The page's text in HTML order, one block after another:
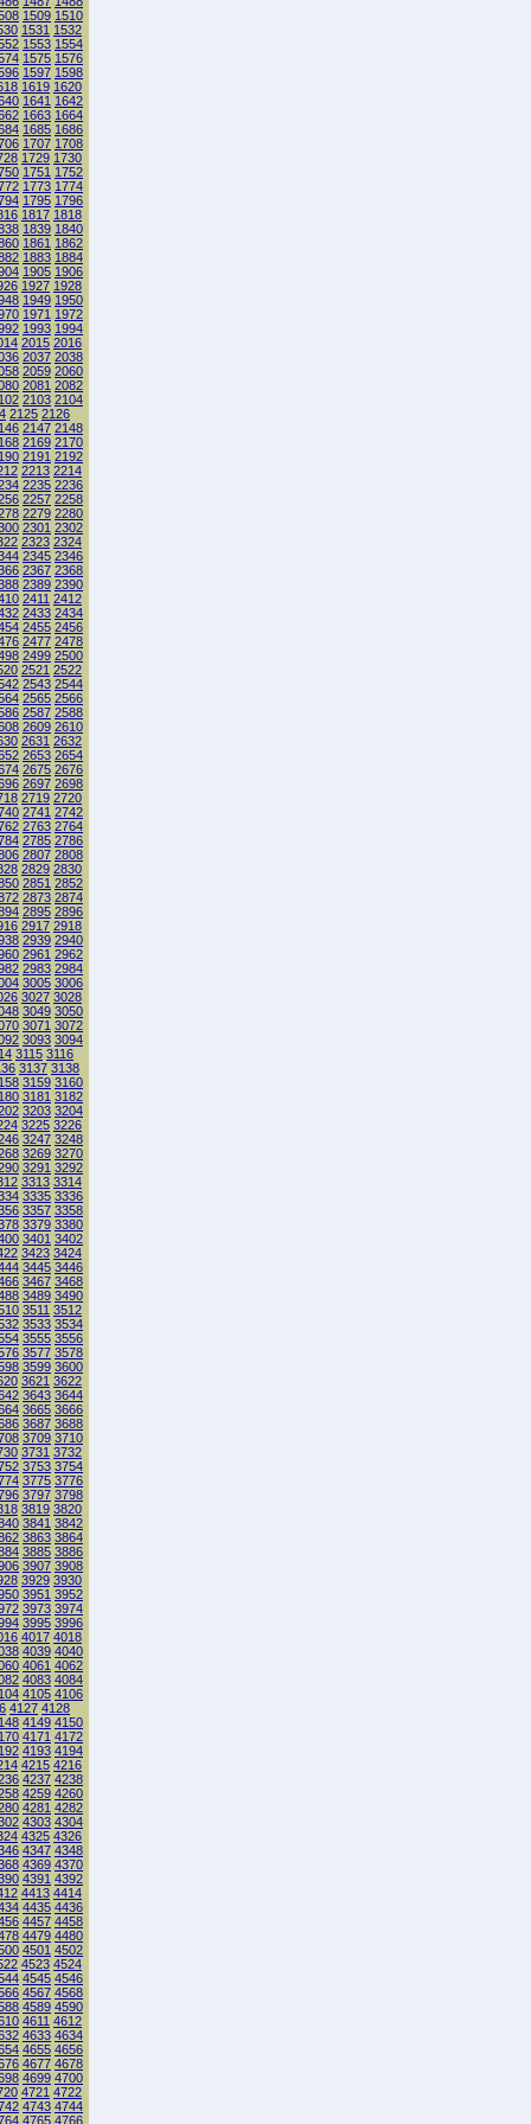
1509 1510
1531 1532
1553 1554
1575 1576
1597 1598
1619 1620
1641 1642
1663 1664
1685 1686
1707 1708
1729 1730
1751 1752
1773 1774
1795 1796
1817 1818
1839 1840
1861 1862
1883 1884
1905 1906
1927 1928
1949 1950
1971 1972
1993 1994
2015 2016
2037 2038
2059 2060
2081 2082
2103 2104
2125 2126
2147 2148
2169 2170
2191 2192
2213 2214
2235 2236
2257 2258
2279 2280
2301 2302
2323 2324
2345 2346
2367 2368
2389 2390
2411 2412
2433 2434
2455 2456
2477 2478
2499 2500
2521 2522
2543 2544
2565 2566
2587 2588
2609 2610
2631 2632
2653 2654
2675 2676
2697 2698
2719 2720
2741 2742
2763 2764
2785 2786
2807 2808
2829 2830
2851 2852
2873 2874
2895 2896
2917 2918
2939 2940
2961 2962
2983 2984
3005 3006
3027 3028
3049 3050
3071 3072
3093 3094
3115 3116
3137 3138
3159 3160
3181 3182
3203 3204
3225 3226
3247 3248
3269 3270
3291 3292
3313 3314
3335 3336
3357 3358
3379 3380
3401 3402
3423 3424
3445 3446
3467 3468
3489 3490
3511 3512
3533 3534
3555 3556
3577 3578
3599 3600
3621 3622
3643 3644
3665 3666
3687 3688
3709 3710
3731 3732
3753 3754
3775 3776
3797 3798
3819 3820
3841 3842
3863 3864
3885 3886
3907 3908
3929 3930
3951 3952
3973 3974
3995 3996
4017 4018
4039 4040
4061 4062
4083 4084
4105 4106
4127 4128
4149 4150
4171 4172
4193 4194
4215 4216
4237 4238
4259 4260
4281 4282
4303 4304
4325 4326
4347 4348
4369 4370
4391 4392
4413 4414
4435 4436
4457 4458
4479 4480
4501 4502
4523 4524
4545 4546
4567 4568
4589 4590
4611 4612
4633 4634
4655 4656
4677 4678
4699 4700
4721 4722
4743 4744
4765 4766